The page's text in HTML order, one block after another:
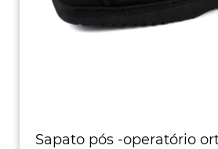
Sapato pós -operatório